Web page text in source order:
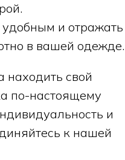
и отражать
в вашей одежде.
находить свой
по-настоящему
и
к нашей